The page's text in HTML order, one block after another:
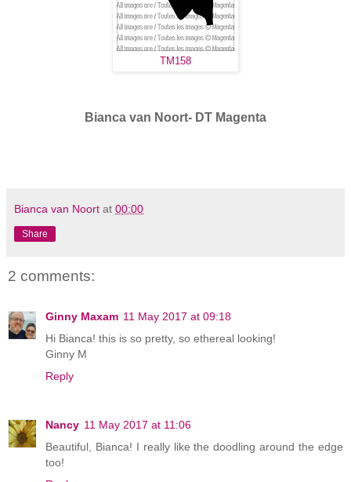
TM158
Bianca van Noort- DT Magenta
Bianca van Noort at 00:00
Share
2 comments:
Ginny Maxam 11 May 2017 at 09:18
Hi Bianca! this is so pretty, so ethereal looking!
Ginny M
Reply
Nancy 11 May 2017 at 11:06
Beautiful, Bianca! I really like the doodling around the edge
too!